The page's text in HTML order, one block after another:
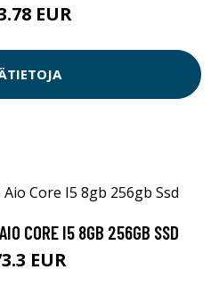
EUR
CORE I5 8GB 256GB SSD
EUR